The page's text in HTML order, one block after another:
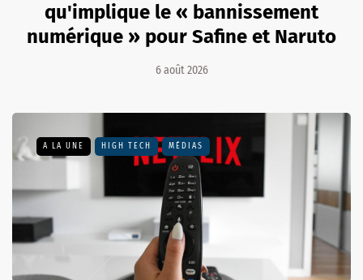
qu'implique le « bannissement
numérique » pour Safine et Naruto
6 août 2026
A LA UNE HIGH TECH MÉDIAS